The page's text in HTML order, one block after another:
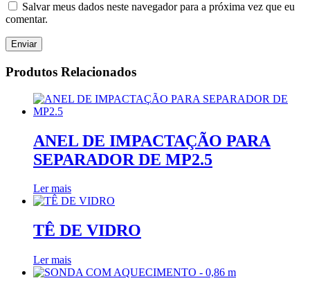
Salvar meus dados neste navegador para a próxima vez que eu
comentar.
Produtos Relacionados
ANEL DE IMPACTAÇÃO PARA
SEPARADOR DE MP2.5
Ler mais
TÊ DE VIDRO
Ler mais